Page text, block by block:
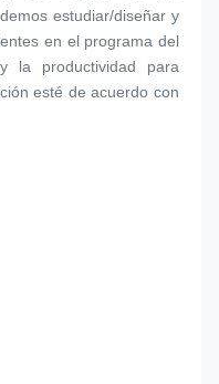
estudiar/diseñar y
en el programa del
la productividad para
esté de acuerdo con